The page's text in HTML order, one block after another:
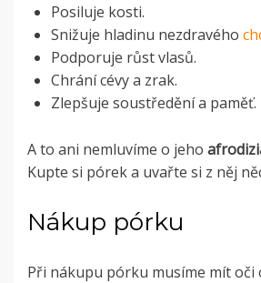
Posiluje kosti.
Snižuje hladinu nezdravého
Podporuje růst vlasů.
Chrání cévy a zrak.
Zlepšuje soustředění a paměť.
A to ani nemluvíme o jeho
Kupte si pórek a uvařte si z něj
Nákup pórku
Při nákupu pórku musíme mít oči